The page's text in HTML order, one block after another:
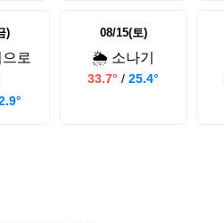
)
로
08/15(토)
🌦️ 소나기
33.7° / 25.4°